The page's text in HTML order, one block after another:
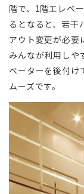
階で、1階エレベ
るとなると、若干
アウト変更が必要
みんなが利用しや
ベーターを後付け
ムーズです。